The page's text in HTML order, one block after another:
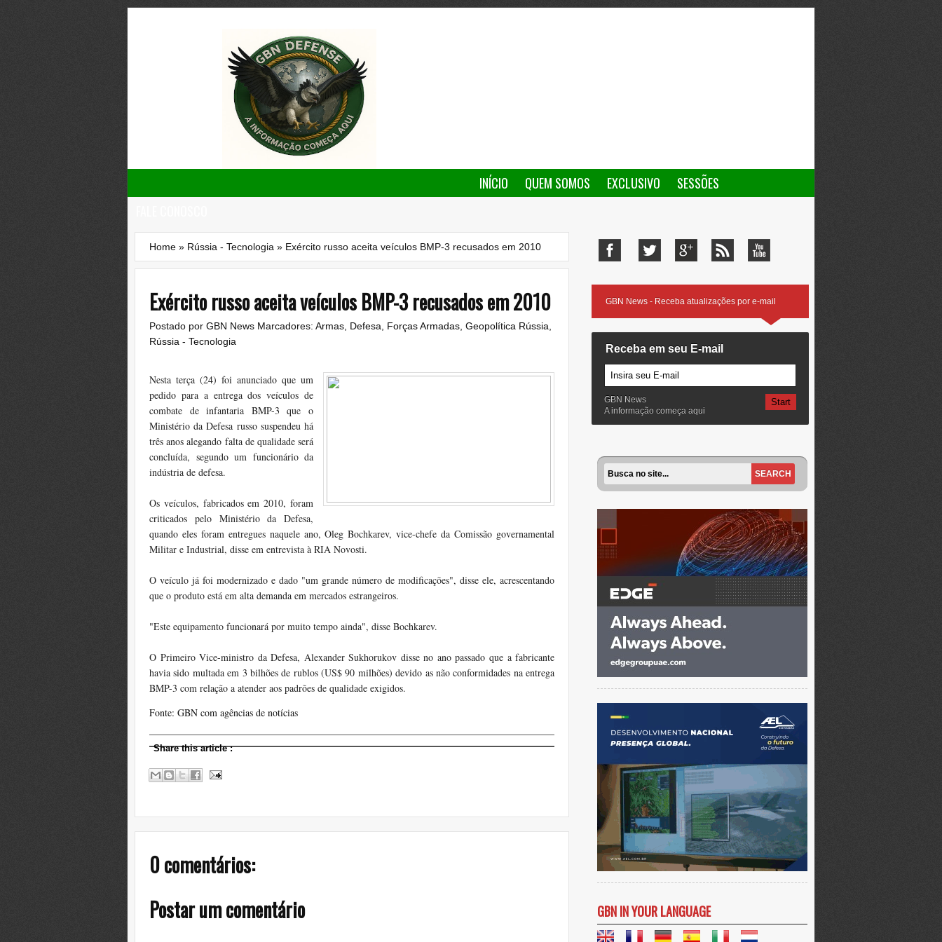
INÍCIO QUEM SOMOS EXCLUSIVO
SESSÕES
Home » Rússia - Tecnologia » Exército russo aceita veículos BMP-3 recusados em 2010
Exército russo aceita veículos BMP-3 recusados em 2010
Postado por GBN News Marcadores: Armas Defesa Forças Armadas Geopolítica Rússia
Rússia - Tecnologia
Nesta terça (24) foi anunciado que um
pedido para a entrega dos veículos de
combate de infantaria BMP-3que o
Ministério da Defesa russo suspendeu há
três anos alegando falta de qualidade será
concluída, segundo um funcionário da
indústria de defesa.
Os veículos, fabricadosem 2010, foram
criticados pelo Ministério da Defesa,
quando eles foram entregues naquele ano, OlegBochkarev,vice-chefe da Comissão governamental
Militar e Industrial, disse em entrevista à RIA Novosti.
O veículo já foi modernizado e dado "um grande número de modificações", disse ele, acrescentando
que o produto está em alta demanda em mercados estrangeiros.
"Este equipamento funcionará por muito tempo ainda", disse Bochkarev.
O Primeiro Vice-ministro da Defesa, Alexander Sukhorukov disse no ano passado que a fabricante
havia sido multada em 3 bilhões de rublos (US$ 90 milhões) devido as não conformidades na entrega
BMP-3 com relação a atender aos padrões de qualidade exigidos.
Fonte: GBN com agências de notícias
Share this article:
0 comentários:
Postar um comentário
GBN News - Receba atualizações por e-mail
Receba em seu E-mail
GBN News
A informação começa aqui
GBN IN YOUR LANGUAGE